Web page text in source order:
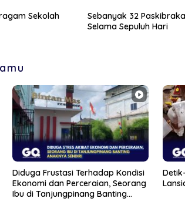
Sekolah
Sebanyak 32
Selama Sepuluh Hari
Diduga Frustasi Terhadap Kondisi
Ekonomi dan Perceraian, Seorang
Ibu di Tanjungpinang Banting